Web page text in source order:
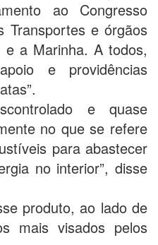
ao Congresso
Transportes e órgãos
a Marinha. A todos,
e providências
e quase
no que se refere
para abastecer
no interior”, disse
produto, ao lado de
mais visados pelos